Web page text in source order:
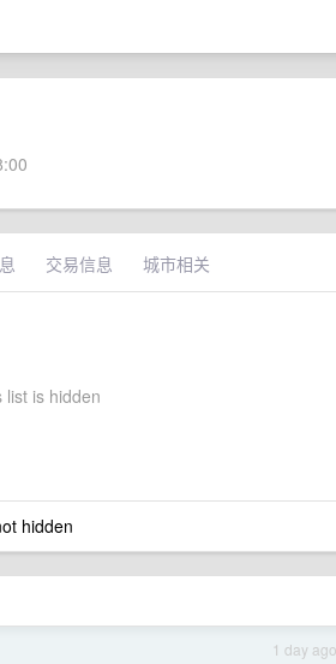
交易信息 城市相关
list is hidden
hidden
1 day ago